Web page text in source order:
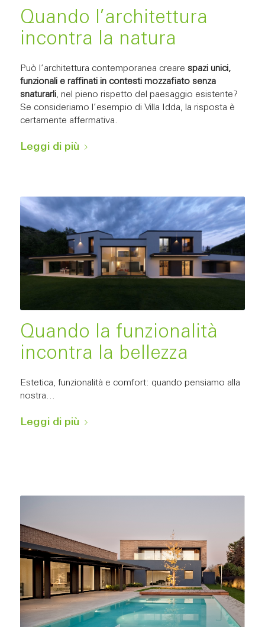
Quando l’architettura
incontra la natura
Può l’architettura contemporanea creare spazi unici,
funzionali e raffinati in contesti mozzafiato senza
snaturarli, nel pieno rispetto del paesaggio esistente?
Se consideriamo l’esempio di Villa Idda, la risposta è
certamente affermativa.
Leggi di più
Quando la funzionalità
incontra la bellezza
Estetica, funzionalità e comfort: quando pensiamo alla
nostra…
Leggi di più